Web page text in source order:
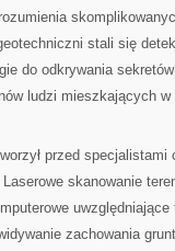
stali się
do odkrywania
ludzi mieszkających
przed
skanowanie
zachowania